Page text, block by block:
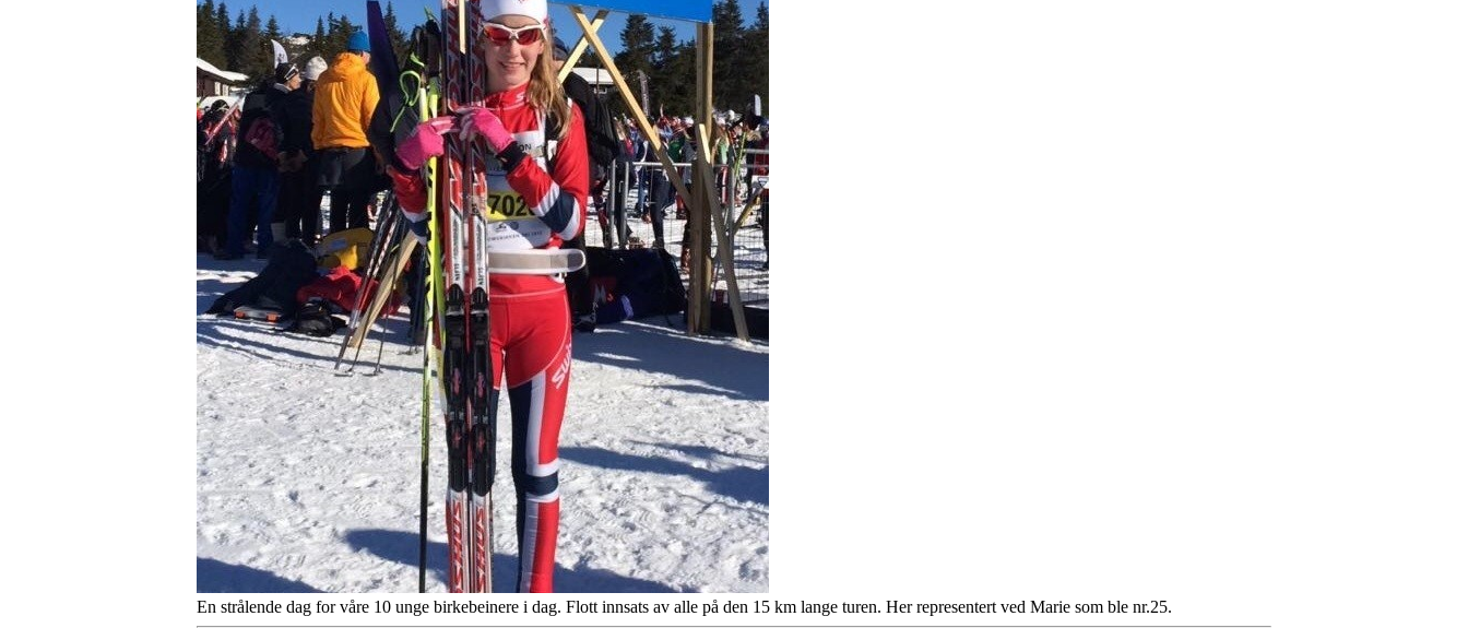
En strålende dag for våre 10 unge birkebeinere i dag. Flott innsats av alle på den 15 km lange turen. Her representert ved Marie som ble nr.25.